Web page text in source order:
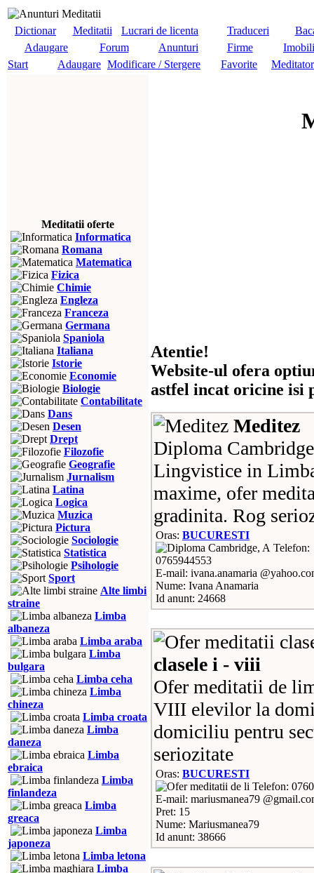
Dictionar Meditatii Lucrari de licenta Traduceri
Adaugare
Forum Anunturi Firme
Start
Adaugare Modificare / Stergere Favorite
Meditatii oferte
Informatica
Romana
Matematica
Fizica
Chimie
Engleza
Franceza
Germana
Spaniola
Italiana
Istorie
Economie
Biologie
Contabilitate
Dans
Desen
Drept
Filozofie
Geografie
Jurnalism
Latina
Logica
Muzica
Pictura
Sociologie
Statistica
Psihologie
Sport
Alte limbi
straine
Limba
albaneza
Limba araba
Limba
bulgara
Limba ceha
Limba
chineza
Limba croata
Limba
daneza
Limba
ebraica
Limba
finlandeza
Limba
greaca
Limba
japoneza
Limba letona
Limba
Atentie!
Website-ul ofera
astfel incat oricine isi
Meditez
Diploma
Lingvistice in
maxime, ofer
gradinita. Rog
Oras: BUCURESTI
Telefon:
0765944553
E-mail: ivana.anamaria
Nume: Ivana Anamaria
Id anunt: 24668
clasele i - viii
Ofer meditatii de
VIII elevilor la
domiciliu pentru
seriozitate
Oras: BUCURESTI
Telefon:
E-mail: mariusmanea79
Pret: 15
Nume: Mariusmanea79
Id anunt: 38666